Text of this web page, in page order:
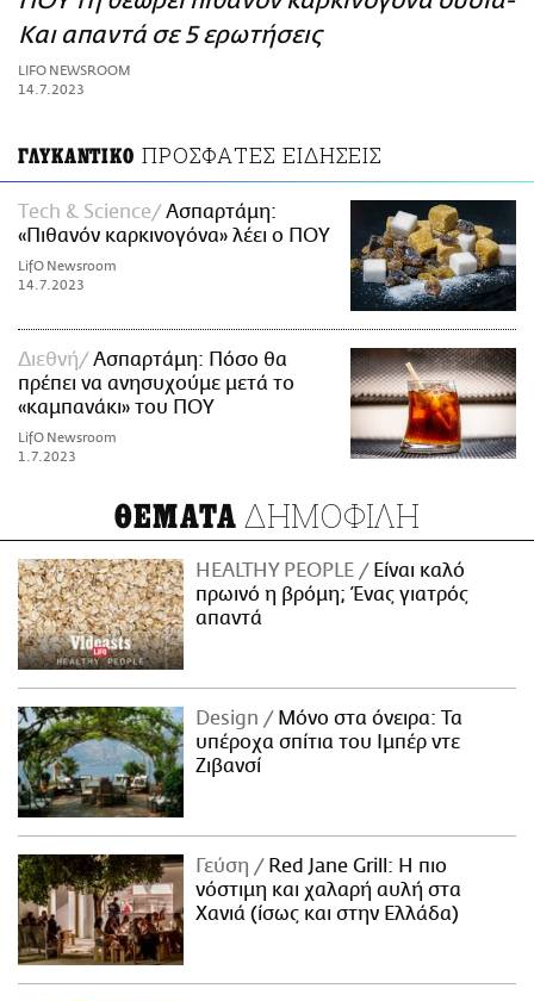
ΑΜΠΑ
PRINT
Και απαντά σε 5 ερωτήσεις
LIFO NEWSROOM
14.7.2023
ΓΛΥΚΑΝΤΙΚΟ ΠΡΟΣΦΑΤΕΣ ΕΙΔΗΣΕΙΣ
Τech & Science
Ασπαρτάμη:
«Πιθανόν καρκινογόνα» λέει ο ΠΟΥ
LifO Newsroom
14.7.2023
Διεθνή
Ασπαρτάμη: Πόσο θα
πρέπει να ανησυχούμε μετά το
«καμπανάκι» του ΠΟΥ
LifO Newsroom
1.7.2023
ΘΕΜΑΤΑ ΔΗΜΟΦΙΛΗ
HEALTHY PEOPLE
Είναι καλό
πρωινό η βρόμη; Ένας γιατρός
απαντά
Design
Μόνο στα όνειρα: Τα
υπέροχα σπίτια του Ιμπέρ ντε
Ζιβανσί
Γεύση
Red Jane Grill: Η πιο
νόστιμη και χαλαρή αυλή στα
Χανιά (ίσως και στην Ελλάδα)